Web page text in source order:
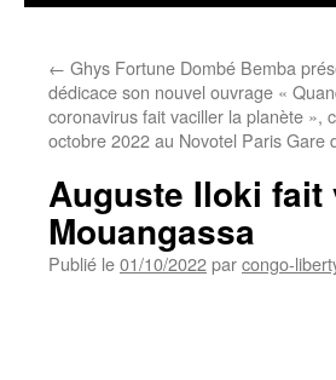
← Ghys Fortune Dombé Bemba
dédicace son nouvel ouvrage «
coronavirus fait vaciller la planète »,
octobre 2022 au Novotel Paris Gare
Auguste Iloki
Mouangassa
Publié le01/10/2022parcongo-